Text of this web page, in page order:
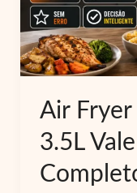
Boa?
Cesto
Quadrado
Faz
Diferença?
Air Fryer
3.5L